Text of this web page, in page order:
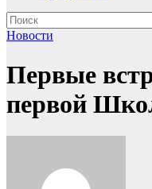
Новости
Первые
первой